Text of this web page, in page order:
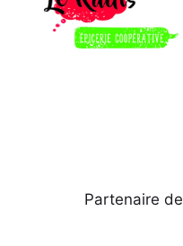
Partenaire de